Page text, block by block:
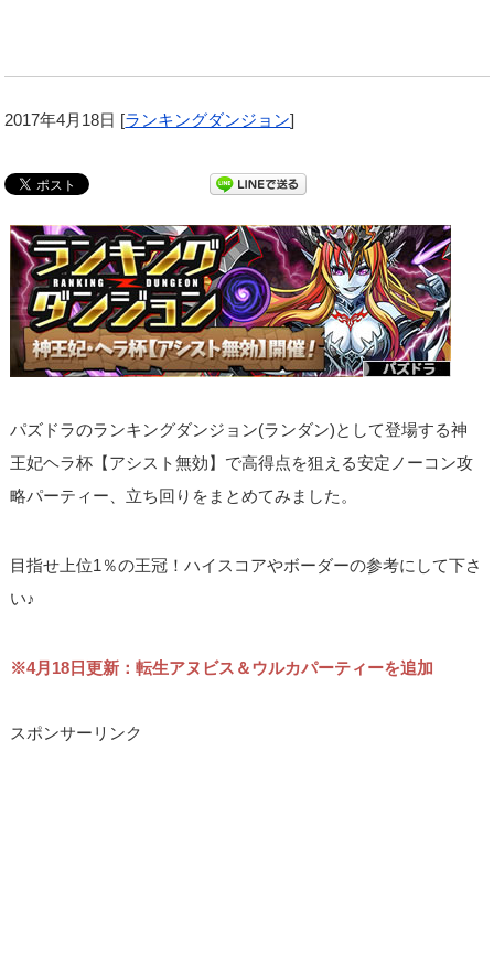
2017年4月18日 [ランキングダンジョン]
パズドラのランキングダンジョン(ランダン)として登場する神
王妃ヘラ杯【アシスト無効】で高得点を狙える安定ノーコン攻
略パーティー、立ち回りをまとめてみました。
目指せ上位1％の王冠！ハイスコアやボーダーの参考にして下さ
い♪
※4月18日更新：転生アヌビス＆ウルカパーティーを追加
スポンサーリンク